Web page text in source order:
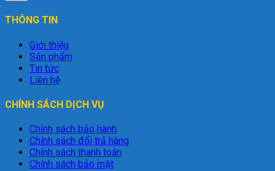
THÔNG TIN
Giới thiệu
Sản phẩm
Tin tức
Liên hệ
CHÍNH SÁCH DỊCH VỤ
Chính sách bảo hành
Chính sách đổi trả hàng
Chính sách thanh toán
Chính sách bảo mật